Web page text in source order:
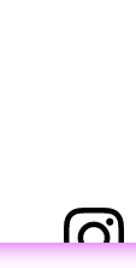
SANDRA